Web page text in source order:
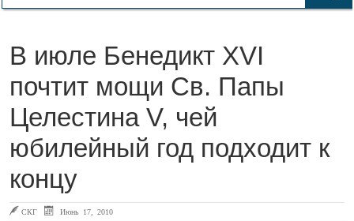
В июле Бенедикт XVI
почтит мощи Св. Папы
Целестина V, чей
юбилейный год подходит к
концу
СКГ Июнь 17, 2010